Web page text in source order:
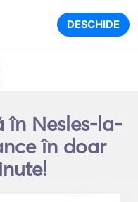
DESCHIDE
în Nesles-la-
în doar